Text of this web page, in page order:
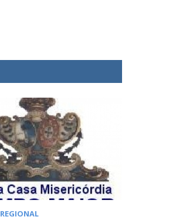
REGIONAL